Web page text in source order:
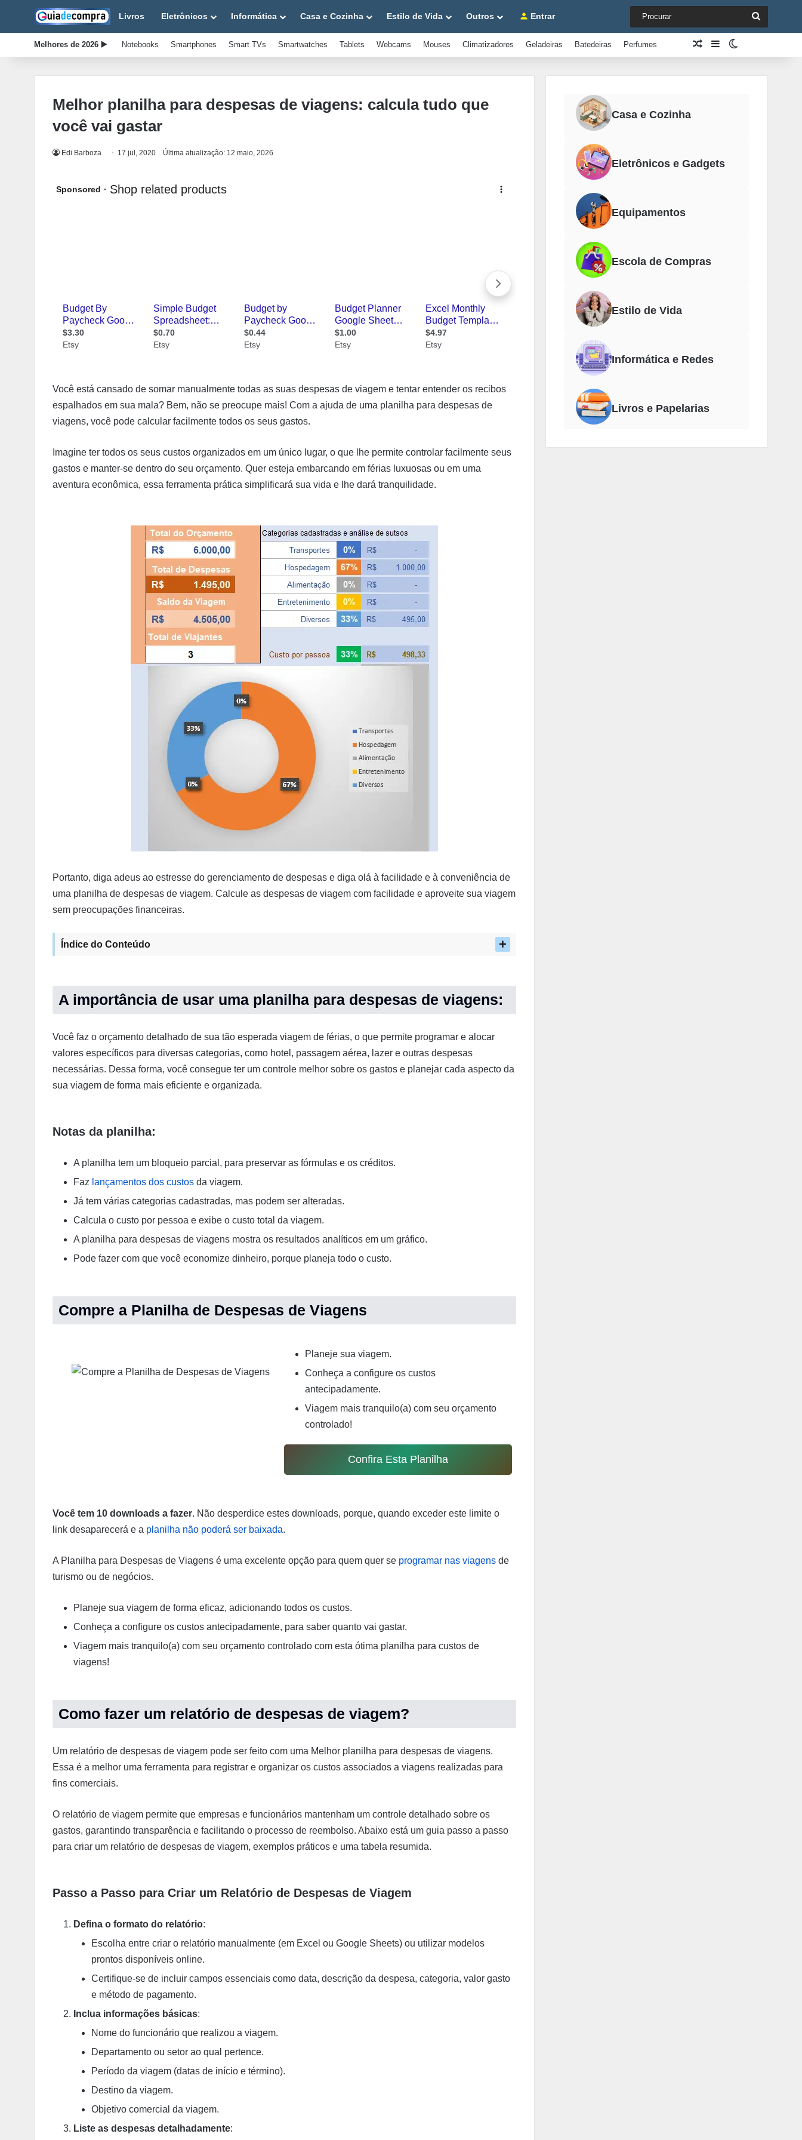
Livros Eletrônicos Informática Casa e Cozinha Estilo de Vida Outros Entrar
Melhores de 2026 ▶️ Notebooks Smartphones Smart TVs Smartwatches Tablets Webcams Mouses Climatizadores Geladeiras Batedeiras Perfumes Artigo aleatório
Barra Lateral
Melhor planilha para despesas de viagens: calcula tudo que
você vai gastar
Edi Barboza 17 jul, 2020 Última atualização: 12 maio, 2026
Você está cansado de somar manualmente todas as suas despesas de viagem e tentar entender os recibos
espalhados em sua mala? Bem, não se preocupe mais! Com a ajuda de uma planilha para despesas de
viagens, você pode calcular facilmente todos os seus gastos.
Imagine ter todos os seus custos organizados em um único lugar, o que lhe permite controlar facilmente seus
gastos e manter-se dentro do seu orçamento. Quer esteja embarcando em férias luxuosas ou em uma
aventura econômica, essa ferramenta prática simplificará sua vida e lhe dará tranquilidade.
Portanto, diga adeus ao estresse do gerenciamento de despesas e diga olá à facilidade e à conveniência de
uma planilha de despesas de viagem. Calcule as despesas de viagem com facilidade e aproveite sua viagem
sem preocupações financeiras.
Índice do Conteúdo
A importância de usar uma planilha para despesas de viagens:
Você faz o orçamento detalhado de sua tão esperada viagem de férias, o que permite programar e alocar
valores específicos para diversas categorias, como hotel, passagem aérea, lazer e outras despesas
necessárias. Dessa forma, você consegue ter um controle melhor sobre os gastos e planejar cada aspecto da
sua viagem de forma mais eficiente e organizada.
Notas da planilha:
A planilha tem um bloqueio parcial, para preservar as fórmulas e os créditos.
Faz lançamentos dos custos da viagem.
Já tem várias categorias cadastradas, mas podem ser alteradas.
Calcula o custo por pessoa e exibe o custo total da viagem.
A planilha para despesas de viagens mostra os resultados analíticos em um gráfico.
Pode fazer com que você economize dinheiro, porque planeja todo o custo.
Compre a Planilha de Despesas de Viagens
Planeje sua viagem.
Conheça a configure os custos
antecipadamente.
Viagem mais tranquilo(a) com seu orçamento
controlado!
Confira Esta Planilha
Você tem 10 downloads a fazer. Não desperdice estes downloads, porque, quando exceder este limite o
link desaparecerá e a planilha não poderá ser baixada.
A Planilha para Despesas de Viagens é uma excelente opção para quem quer se programar nas viagens de
turismo ou de negócios.
Planeje sua viagem de forma eficaz, adicionando todos os custos.
Conheça a configure os custos antecipadamente, para saber quanto vai gastar.
Viagem mais tranquilo(a) com seu orçamento controlado com esta ótima planilha para custos de
viagens!
Como fazer um relatório de despesas de viagem?
Um relatório de despesas de viagem pode ser feito com uma Melhor planilha para despesas de viagens.
Essa é a melhor uma ferramenta para registrar e organizar os custos associados a viagens realizadas para
fins comerciais.
O relatório de viagem permite que empresas e funcionários mantenham um controle detalhado sobre os
gastos, garantindo transparência e facilitando o processo de reembolso. Abaixo está um guia passo a passo
para criar um relatório de despesas de viagem, exemplos práticos e uma tabela resumida.
Passo a Passo para Criar um Relatório de Despesas de Viagem
Defina o formato do relatório:
Escolha entre criar o relatório manualmente (em Excel ou Google Sheets) ou utilizar modelos
prontos disponíveis online.
Certifique-se de incluir campos essenciais como data, descrição da despesa, categoria, valor gasto
e método de pagamento.
Inclua informações básicas:
Nome do funcionário que realizou a viagem.
Departamento ou setor ao qual pertence.
Período da viagem (datas de início e término).
Destino da viagem.
Objetivo comercial da viagem.
Liste as despesas detalhadamente:
Casa e Cozinha
Eletrônicos e Gadgets
Equipamentos
Escola de Compras
Estilo de Vida
Informática e Redes
Livros e Papelarias